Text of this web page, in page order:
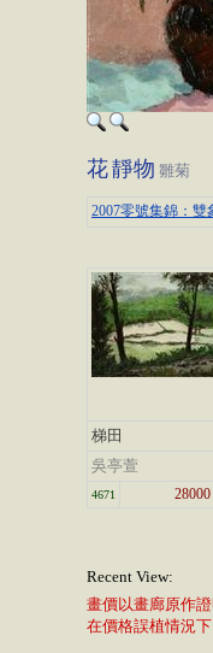
花靜物 雛菊
2007零號集錦：雙
梯田
吳亭萱
4671 28000
Recent View:
畫價以畫廊原作
在價格誤植情況